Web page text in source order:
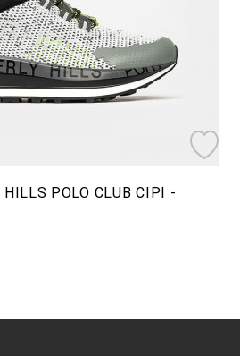
POLO CLUB СІРІ -